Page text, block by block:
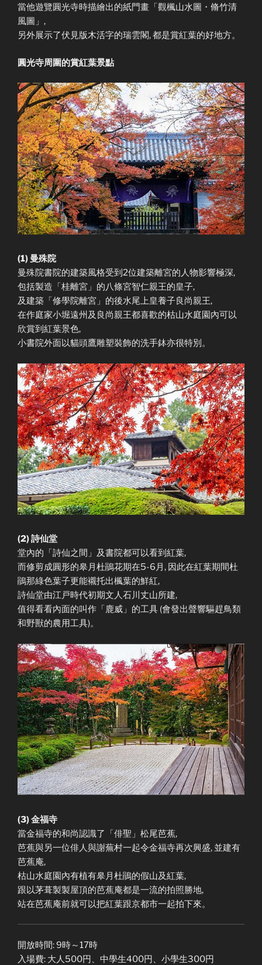
當他遊覽圓光寺時描繪出的紙門畫「觀楓山水圖・脩竹清
風圖」,
另外展示了伏見版木活字的瑞雲閣, 都是賞紅葉的好地方。
圓光寺周圍的賞紅葉景點
(1) 曼殊院
曼殊院書院的建築風格受到2位建築離宮的人物影響極深,
包括製造「桂離宮」的八條宮智仁親王的皇子,
及建築「修學院離宮」的後水尾上皇養子良尚親王,
在作庭家小堀遠州及良尚親王都喜歡的枯山水庭園內可以
欣賞到紅葉景色,
小書院外面以貓頭鷹雕塑裝飾的洗手鉢亦很特別。
(2) 詩仙堂
堂內的「詩仙之間」及書院都可以看到紅葉,
而修剪成圓形的皋月杜鵑花期在5-6月, 因此在紅葉期間杜
鵑那綠色葉子更能襯托出楓葉的鮮紅,
詩仙堂由江戸時代初期文人石川丈山所建,
值得看看內面的叫作「鹿威」的工具 (會發出聲響驅趕鳥類
和野獸的農用工具)。
(3) 金福寺
當金福寺的和尚認識了「俳聖」松尾芭蕉,
芭蕉與另一位俳人與謝蕪村一起令金福寺再次興盛, 並建有
芭蕉庵,
枯山水庭園內有植有皋月杜鵑的假山及紅葉,
跟以茅葺製製屋頂的芭蕉庵都是一流的拍照勝地,
站在芭蕉庵前就可以把紅葉跟京都市一起拍下來。
開放時間: 9時～17時
入場費: 大人500円、中學生400円、小學生300円